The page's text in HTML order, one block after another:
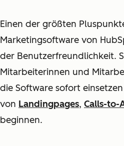
Einen der größten
Marketingsoftware von
der Benutzerfreundlichkeit.
Mitarbeiterinnen und
die Software sofort
von Landingpages, Calls-to-
beginnen.